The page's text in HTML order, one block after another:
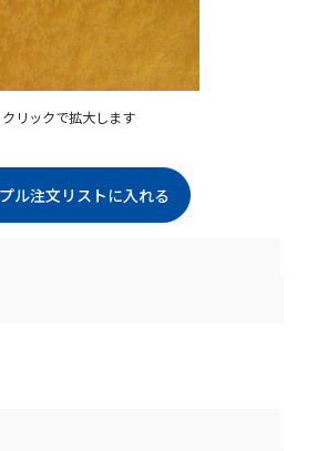
クリックで拡大します